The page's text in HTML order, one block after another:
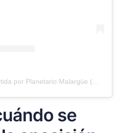
Una publicación compartida por Planetario Malargüe (@planetariomalargue)
se